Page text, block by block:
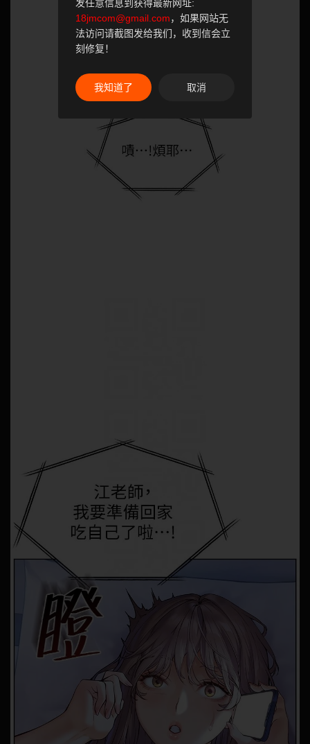
发任意信息到获得最新网址:
18jmcom@gmail.com，如果网站无
法访问请截图发给我们，收到信会立
刻修复！
我知道了 取消